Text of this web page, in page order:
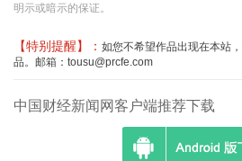
明示或暗示的保证。
【特别提醒】： 如您不希望作品出现在本站
品。邮箱：tousu@prcfe.com
中国财经新闻网客户端推荐下载